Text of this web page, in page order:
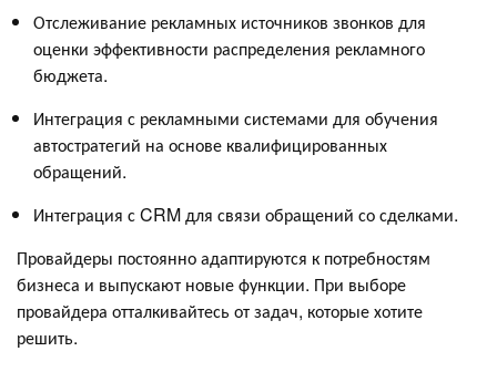
Отслеживание рекламных источников звонков для
оценки эффективности распределения рекламного
бюджета.
Интеграция с рекламными системами для обучения
автостратегий на основе квалифицированных
обращений.
Интеграция с CRM для связи обращений со сделками.
Провайдеры постоянно адаптируются к потребностям
бизнеса и выпускают новые функции. При выборе
провайдера отталкивайтесь от задач, которые хотите
решить.